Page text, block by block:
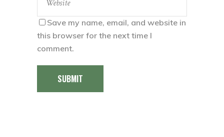
Save my name, email, and website in
this browser for the next time I
comment.
SUBMIT